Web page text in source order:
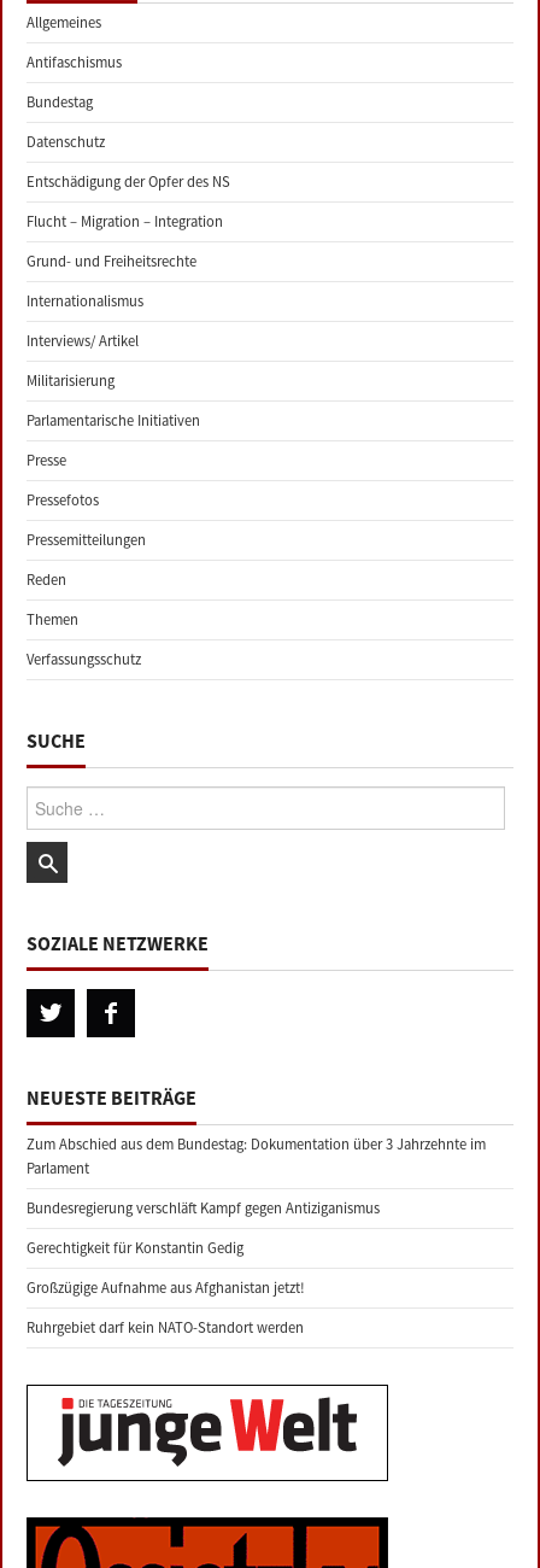
Allgemeines
Antifaschismus
Bundestag
Datenschutz
Entschädigung der Opfer des NS
Flucht – Migration – Integration
Grund- und Freiheitsrechte
Internationalismus
Interviews/ Artikel
Militarisierung
Parlamentarische Initiativen
Presse
Pressefotos
Pressemitteilungen
Reden
Themen
Verfassungsschutz
SUCHE
Suche:
SOZIALE NETZWERKE
NEUESTE BEITRÄGE
Zum Abschied aus dem Bundestag: Dokumentation über 3 Jahrzehnte im
Parlament
Bundesregierung verschläft Kampf gegen Antiziganismus
Gerechtigkeit für Konstantin Gedig
Großzügige Aufnahme aus Afghanistan jetzt!
Ruhrgebiet darf kein NATO-Standort werden